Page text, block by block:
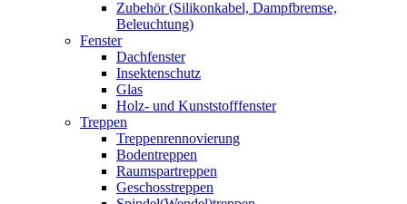
Zubehör (Silikonkabel, Dampfbremse,
Beleuchtung)
Fenster
Dachfenster
Insektenschutz
Glas
Holz- und Kunststofffenster
Treppen
Treppenrennovierung
Bodentreppen
Raumspartreppen
Geschosstreppen